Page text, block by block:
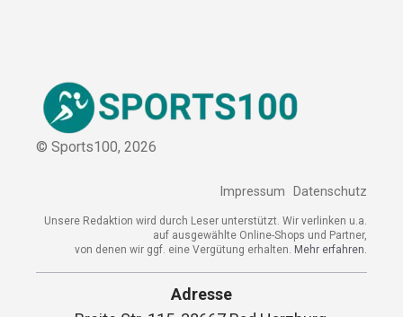
Impressum Datenschutz
Unsere Redaktion wird durch Leser unterstützt. Wir verlinken
u.a. auf ausgewählte Online-Shops und Partner,
von denen wir ggf. eine Vergütung erhalten.